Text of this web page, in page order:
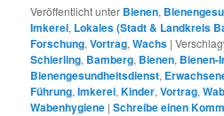
Veröffentlicht unter Bienen,
Imkerei, Lokales (Stadt & Landkreis
Forschung,Vortrag,Wachs |
Schierling, Bamberg, Bienen, Bienen-
Bienengesundheitsdienst,
Führung,Imkerei,Kinder,Vortrag,
Wabenhygiene |Schreibe einen